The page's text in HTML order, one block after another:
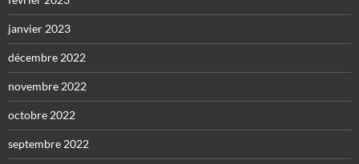
janvier 2023
décembre 2022
novembre 2022
octobre 2022
septembre 2022